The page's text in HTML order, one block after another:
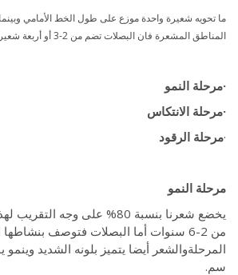
ما تحويه شعيرة واحدة موزع على طول الخط الأمامي
المناطق المشعرة فان البصلات تضم من 2-3 أو أربعة شعيرات.
·مرحلة النمو
·مرحلة الانتكاس
·مرحلة الرقود
مرحلة النمو
يخضع شعرنا بنسبة 80% على وجه
من 2-6 سنوات أما البصلات فتوصف
سم.